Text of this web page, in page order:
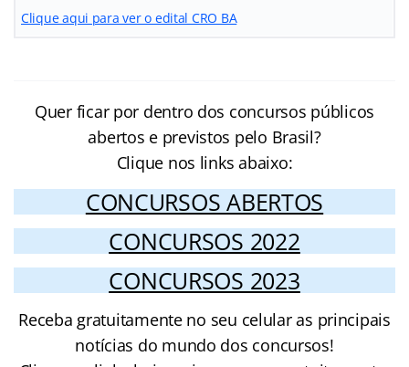
Clique aqui para ver o edital CRO BA
Quer ficar por dentro dos concursos públicos
abertos e previstos pelo Brasil?
Clique nos links abaixo:
CONCURSOS ABERTOS
CONCURSOS 2022
CONCURSOS 2023
Receba gratuitamente no seu celular as principais
notícias do mundo dos concursos!